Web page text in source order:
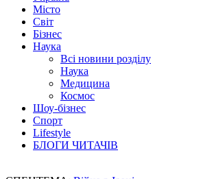
Місто
Світ
Бізнес
Наука
Всі новини розділу
Наука
Медицина
Космос
Шоу-бізнес
Спорт
Lifestyle
БЛОГИ ЧИТАЧІВ